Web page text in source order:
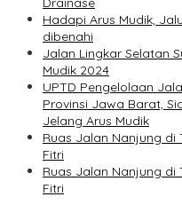
Hadapi Arus Mudik,
dibenahi
Jalan Lingkar Selatan
Mudik 2024
UPTD Pengelolaan
Provinsi Jawa Barat,
Jelang Arus Mudik
Ruas Jalan Nanjung di
Fitri
Ruas Jalan Nanjung di
Fitri